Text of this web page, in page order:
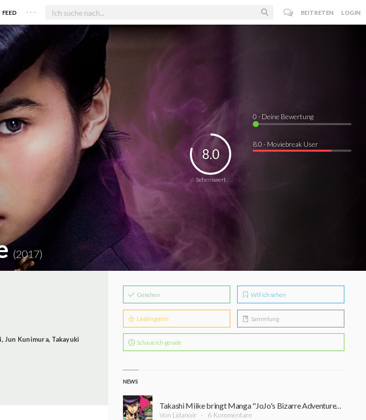
FEED . . . BEITRETEN LOGIN
(2017)
Sehenswert
8.0
0 · Deine Bewertung
8.0 · Moviebreak User
,Jun Kunimura, Takayuki
Gesehen Will ich sehen
Lieblingsfilm Sammlung
Schaue ich gerade
NEWS
Takashi Miike bringt Manga "JoJo's Bizarre Adventure" als Live-Action ins Kino
Von Lidanoir 6 Kommentare